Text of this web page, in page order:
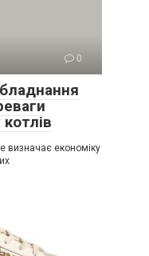
0
визначає економіку